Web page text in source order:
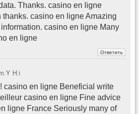
Thanks. casino en ligne
thanks. casino en ligne Amazing
casino en ligne Many
en ligne
H:i
casino en ligne Beneficial write
casino en ligne Fine advice
ligne France Seriously many of